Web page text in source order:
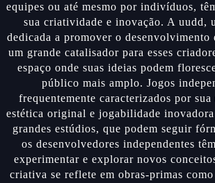
equipes ou até mesmo por indivíduos,
sua criatividade e inovação. A uudd,
dedicada a promover o desenvolvimento
um grande catalisador para esses
espaço onde suas ideias podem
público mais amplo. Jogos
frequentemente caracterizados por
estética original e jogabilidade
grandes estúdios, que podem seguir
os desenvolvedores independentes
experimentar e explorar novos
criativa se reflete em obras-primas